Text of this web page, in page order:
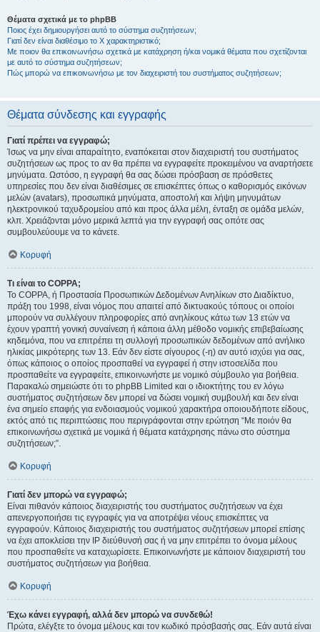
Θέματα σχετικά με το phpBB
Ποιος έχει δημιουργήσει αυτό το σύστημα συζητήσεων;
Γιατί δεν είναι διαθέσιμο το Χ χαρακτηριστικό;
Με ποιον θα επικοινωνήσω σχετικά με κατάχρηση ή/και νομικά θέματα που σχετίζονται
με αυτό το σύστημα συζητήσεων;
Πώς μπορώ να επικοινωνήσω με τον διαχειριστή του συστήματος συζητήσεων;
Θέματα σύνδεσης και εγγραφής
Γιατί πρέπει να εγγραφώ;
Ίσως να μην είναι απαραίτητο, εναπόκειται στον διαχειριστή του συστήματος
συζητήσεων ως προς το αν θα πρέπει να εγγραφείτε προκειμένου να αναρτήσετε
μηνύματα. Ωστόσο, η εγγραφή θα σας δώσει πρόσβαση σε πρόσθετες
υπηρεσίες που δεν είναι διαθέσιμες σε επισκέπτες όπως ο καθορισμός εικόνων
μελών (avatars), προσωπικά μηνύματα, αποστολή και λήψη μηνυμάτων
ηλεκτρονικού ταχυδρομείου από και προς άλλα μέλη, ένταξη σε ομάδα μελών,
κλπ. Χρειάζονται μόνο μερικά λεπτά για την εγγραφή σας οπότε σας
συμβουλεύουμε να το κάνετε.
Κορυφή
Τι είναι το COPPA;
Το COPPA, ή Προστασία Προσωπικών Δεδομένων Ανηλίκων στο Διαδίκτυο,
πράξη του 1998, είναι νόμος που απαιτεί από δικτυακούς τόπους οι οποίοι
μπορούν να συλλέγουν πληροφορίες από ανηλίκους κάτω των 13 ετών να
έχουν γραπτή γονική συναίνεση ή κάποια άλλη μέθοδο νομικής επιβεβαίωσης
κηδεμόνα, που να επιτρέπει τη συλλογή προσωπικών δεδομένων από ανήλικο
ηλικίας μικρότερης των 13. Εάν δεν είστε σίγουρος (-η) αν αυτό ισχύει για σας,
όπως κάποιος ο οποίος προσπαθεί να εγγραφεί ή στην ιστοσελίδα που
προσπαθείτε να εγγραφείτε, επικοινωνήστε με νομικό σύμβουλο για βοήθεια.
Παρακαλώ σημειώστε ότι το phpBB Limited και ο ιδιοκτήτης του εν λόγω
συστήματος συζητήσεων δεν μπορεί να δώσει νομική συμβουλή και δεν είναι
ένα σημείο επαφής για ενδοιασμούς νομικού χαρακτήρα οποιουδήποτε είδους,
εκτός από τις περιπτώσεις που περιγράφονται στην ερώτηση “Με ποιόν θα
επικοινωνήσω σχετικά με νομικά ή θέματα κατάχρησης πάνω στο σύστημα
συζητήσεων;”.
Κορυφή
Γιατί δεν μπορώ να εγγραφώ;
Είναι πιθανόν κάποιος διαχειριστής του συστήματος συζητήσεων να έχει
απενεργοποιήσει τις εγγραφές για να αποτρέψει νέους επισκέπτες να
εγγραφούν. Κάποιος διαχειριστής του συστήματος συζητήσεων μπορεί επίσης
να έχει αποκλείσει την IP διεύθυνσή σας ή να μην επιτρέπει το όνομα μέλους
που προσπαθείτε να καταχωρίσετε. Επικοινωνήστε με κάποιον διαχειριστή του
συστήματος συζητήσεων για βοήθεια.
Κορυφή
Έχω κάνει εγγραφή, αλλά δεν μπορώ να συνδεθώ!
Πρώτα, ελέγξτε το όνομα μέλους και τον κωδικό πρόσβασής σας. Εάν αυτά είναι